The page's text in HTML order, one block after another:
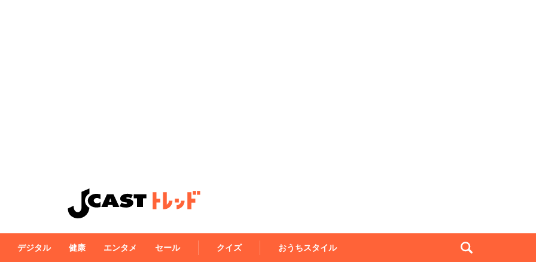
デジタル 健康 エンタメ セール クイズ おうちスタイル